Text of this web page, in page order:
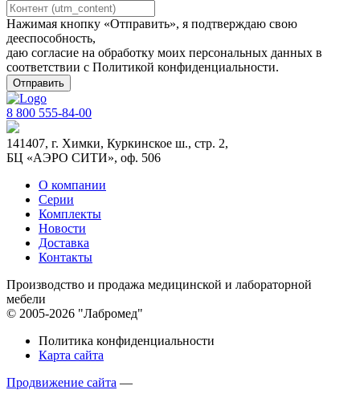
Нажимая кнопку «Отправить», я подтверждаю свою
дееспособность,
даю согласие на обработку моих персональных данных в
соответствии с Политикой конфиденциальности.
8 800 555-84-00
141407, г. Химки, Куркинское ш., стр. 2,
БЦ «АЭРО СИТИ», оф. 506
О компании
Серии
Комплекты
Новости
Доставка
Контакты
Производство и продажа медицинской и лабораторной
мебели
© 2005-2026 "Лабромед"
Политика конфиденциальности
Карта сайта
Продвижение сайта —